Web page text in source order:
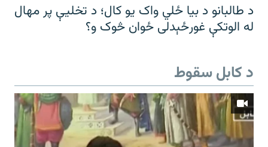
د طالبانو د بیا ځلي واک یو کال؛ د تخلیې پر مهال
له الوتکې غورځېدلی ځوان څوک و؟
د کابل سقوط